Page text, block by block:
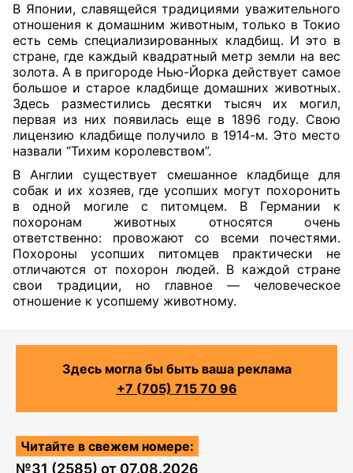
В Японии, славящейся традициями уважительного
отношения к домашним животным, только в Токио
есть семь специализированных кладбищ. И это в
стране, где каждый квадратный метр земли на вес
золота. А в пригороде Нью-Йорка действует самое
большое и старое кладбище домашних животных.
Здесь разместились десятки тысяч их могил,
первая из них появилась еще в 1896 году. Свою
лицензию кладбище получило в 1914-м. Это место
назвали “Тихим королевством”.
В Англии существует смешанное кладбище для
собак и их хозяев, где усопших могут похоронить
в одной могиле с питомцем. В Германии к
похоронам животных относятся очень
ответственно: провожают со всеми почестями.
Похороны усопших питомцев практически не
отличаются от похорон людей. В каждой стране
свои традиции, но главное — человеческое
отношение к усопшему животному.
Здесь могла бы быть ваша реклама
+7 (705) 715 70 96
Читайте в свежем номере:
№31 (2585) от 07.08.2026